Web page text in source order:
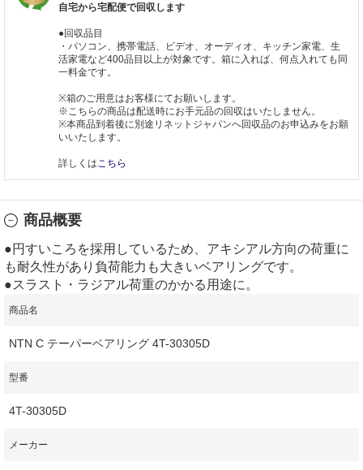
自宅から宅配便で回収します
●回収品目
・パソコン、携帯電話、ビデオ、オーディオ、キッチン家電、生
活家電など400品目以上が対象です。箱に入れば、何点入れても同
一料金です。
※箱のご用意はお客様にてお願いします。
※こちらの商品は配送時にお手元品の回収はいたしません。
※本商品到着後に別途リネットジャパンへ回収品のお申込みをお願
いいたします。
詳しくは こちら
商品概要
●円すいころを採用しているため、アキシアル方向の荷重に
も耐久性があり負荷能力も大きいベアリングです。
●スラスト・ラジアル荷重のかかる用途に。
商品名
NTN C テーパーベアリング 4T-30305D
型番
4T-30305D
メーカー